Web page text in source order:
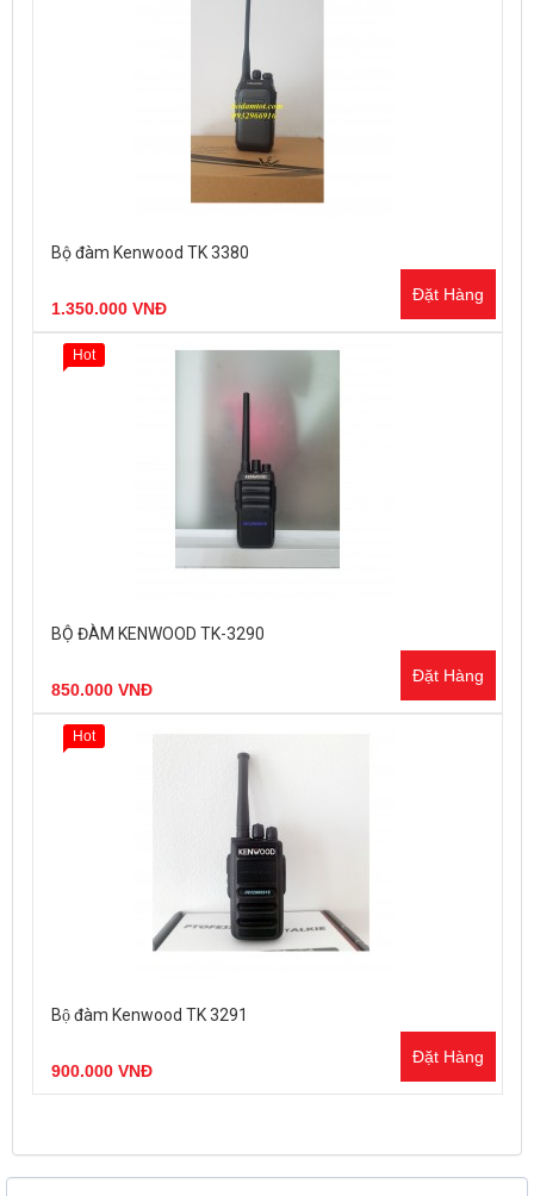
Bộ đàm Kenwood TK 3380
1.350.000 VNĐ
Đặt Hàng
BỘ ĐÀM KENWOOD TK-3290
850.000 VNĐ
Đặt Hàng
Hot
Bộ đàm Kenwood TK 3291
900.000 VNĐ
Đặt Hàng
Hot